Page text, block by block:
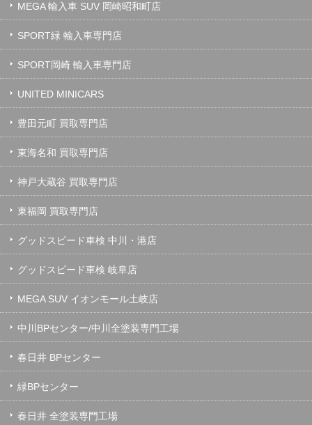
MEGA 輸入車 SUV 岡崎昭和町店
SPORT緑 輸入車専門店
SPORT岡崎 輸入車専門店
UNITED MINICARS
豊田元町 買取専門店
東海名和 買取専門店
神戸大蔵谷 買取専門店
東福岡 買取専門店
グッドスピード車検 中川・港店
グッドスピード車検 岐阜店
MEGA SUV イオンモール土岐店
中川BPセンター/中川全塗装専門工場
春日井 BPセンター
緑BPセンター
春日井 全塗装専門工場